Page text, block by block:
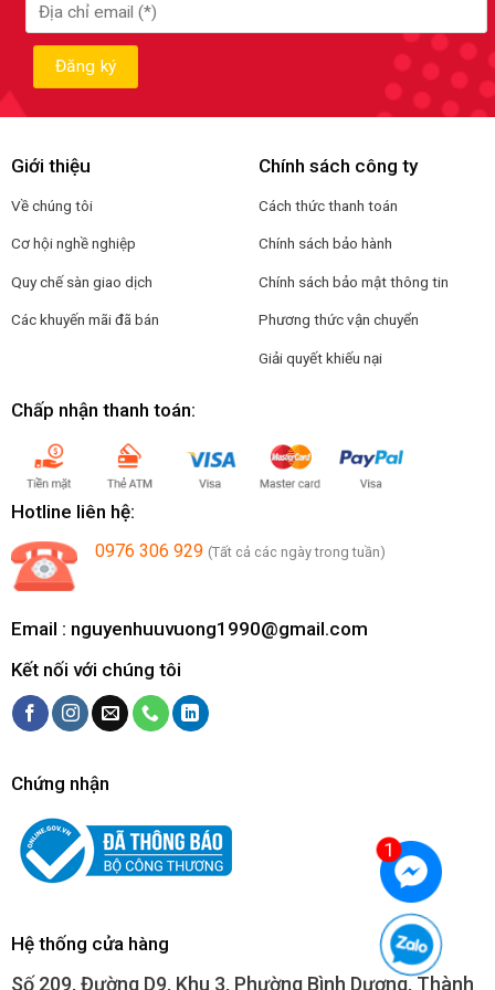
Giới thiệu
Về chúng tôi
Cơ hội nghề nghiệp
Quy chế sàn giao dịch
Các khuyến mãi đã bán
Chính sách công ty
Cách thức thanh toán
Chính sách bảo hành
Chính sách bảo mật thông tin
Phương thức vận chuyển
Giải quyết khiếu nại
Chấp nhận thanh toán:
Hotline liên hệ:
0976 306 929 (Tất cả các ngày trong tuần)
Email : nguyenhuuvuong1990@gmail.com
Kết nối với chúng tôi
Chứng nhận
Hệ thống cửa hàng
Số 209, Đường D9, Khu 3, Phường Bình Dương, Thành